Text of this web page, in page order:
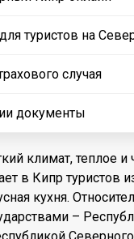
туристов на
случая
документы
климат, теплое и
в Кипр туристов
кухня.
–